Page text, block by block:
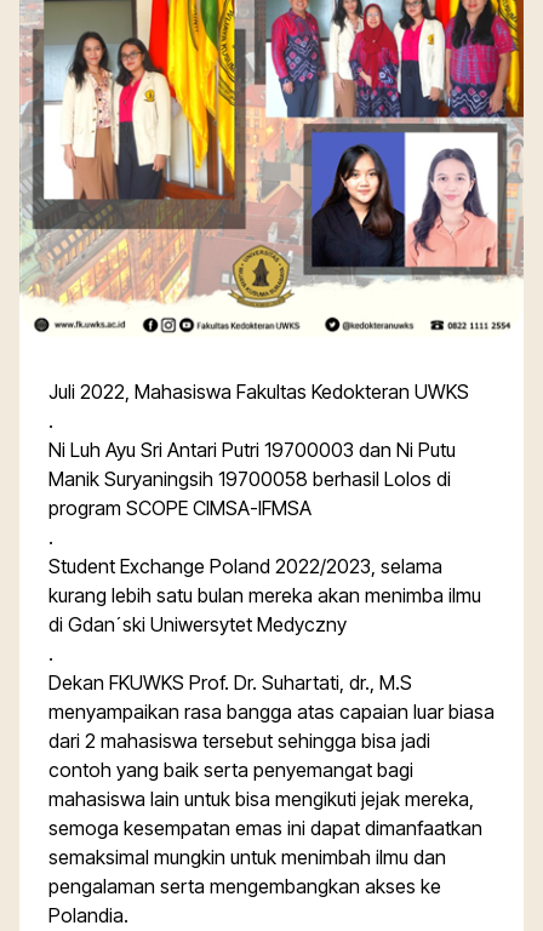
Juli 2022, Mahasiswa Fakultas Kedokteran UWKS
.
Ni Luh Ayu Sri Antari Putri 19700003 dan Ni Putu
Manik Suryaningsih 19700058 berhasil Lolos di
program SCOPE CIMSA-IFMSA
.
Student Exchange Poland 2022/2023, selama
kurang lebih satu bulan mereka akan menimba ilmu
di Gdan´ski Uniwersytet Medyczny
.
Dekan FKUWKS Prof. Dr. Suhartati, dr., M.S
menyampaikan rasa bangga atas capaian luar biasa
dari 2 mahasiswa tersebut sehingga bisa jadi
contoh yang baik serta penyemangat bagi
mahasiswa lain untuk bisa mengikuti jejak mereka,
semoga kesempatan emas ini dapat dimanfaatkan
semaksimal mungkin untuk menimbah ilmu dan
pengalaman serta mengembangkan akses ke
Polandia.